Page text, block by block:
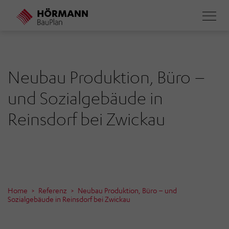
Direkt
Neubau Produktion, Büro –
und Sozialgebäude in
Reinsdorf bei Zwickau
Home Referenz
Neubau Produktion, Büro – und
Sozialgebäude in Reinsdorf bei Zwickau